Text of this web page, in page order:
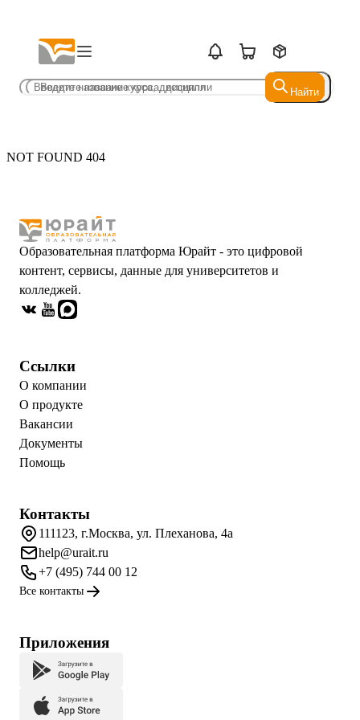
Найти
Найти
NOT FOUND 404
Образовательная платформа Юрайт - это цифровой
контент, сервисы, данные для университетов и
колледжей.
Ссылки
О компании
О продукте
Вакансии
Документы
Помощь
Контакты
111123, г.Москва, ул. Плеханова, 4а
help@urait.ru
+7 (495) 744 00 12
Все контакты
Приложения